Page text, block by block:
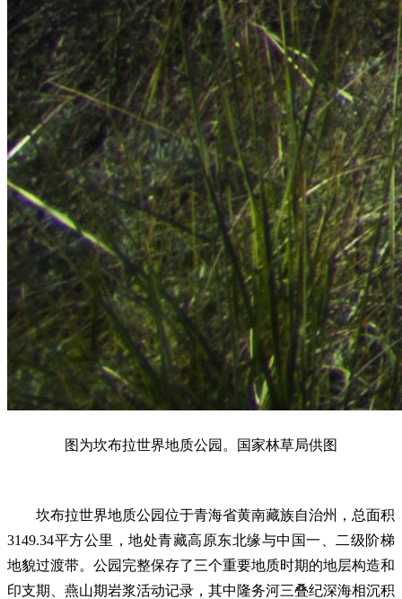
图为坎布拉世界地质公园。国家林草局供图
坎布拉世界地质公园位于青海省黄南藏族自治州，总面积
3149.34平方公里，地处青藏高原东北缘与中国一、二级阶梯
地貌过渡带。公园完整保存了三个重要地质时期的地层构造和
印支期、燕山期岩浆活动记录，其中隆务河三叠纪深海相沉积